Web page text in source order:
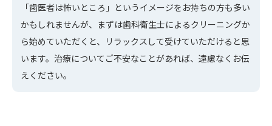
「歯医者は怖いところ」というイメージをお持ちの方も多い
かもしれませんが、まずは歯科衛生士によるクリーニングか
ら始めていただくと、リラックスして受けていただけると思
います。治療についてご不安なことがあれば、遠慮なくお伝
えください。